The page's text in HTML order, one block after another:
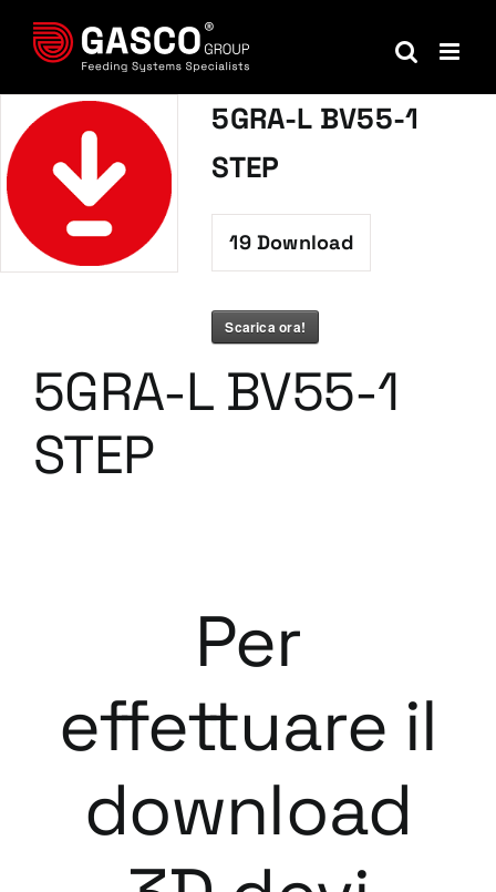
contenuto
5GRA-L BV55-1
STEP
19Download
Scarica ora!
5GRA-L BV55-1
STEP
Per
effettuare il
download